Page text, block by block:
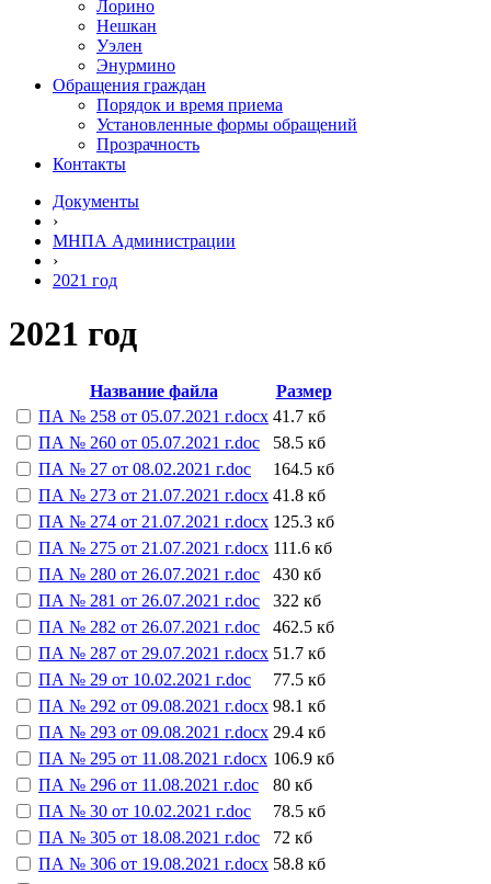
Лорино
Нешкан
Уэлен
Энурмино
Обращения граждан
Порядок и время приема
Установленные формы обращений
Прозрачность
Контакты
Документы
›
МНПА Администрации
›
2021 год
2021 год
Название файла
Размер
ПА № 258 от 05.07.2021 г.docx 41.7 кб
ПА № 260 от 05.07.2021 г.doc
58.5 кб
ПА № 27 от 08.02.2021 г.doc
164.5 кб
ПА № 273 от 21.07.2021 г.docx 41.8 кб
ПА № 274 от 21.07.2021 г.docx 125.3 кб
ПА № 275 от 21.07.2021 г.docx 111.6 кб
ПА № 280 от 26.07.2021 г.doc
430 кб
ПА № 281 от 26.07.2021 г.doc
322 кб
ПА № 282 от 26.07.2021 г.doc
462.5 кб
ПА № 287 от 29.07.2021 г.docx 51.7 кб
ПА № 29 от 10.02.2021 г.doc
77.5 кб
ПА № 292 от 09.08.2021 г.docx 98.1 кб
ПА № 293 от 09.08.2021 г.docx 29.4 кб
ПА № 295 от 11.08.2021 г.docx 106.9 кб
ПА № 296 от 11.08.2021 г.doc
80 кб
ПА № 30 от 10.02.2021 г.doc
78.5 кб
ПА № 305 от 18.08.2021 г.doc
72 кб
ПА № 306 от 19.08.2021 г.docx 58.8 кб